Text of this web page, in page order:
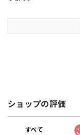
ショップの評価
すべて